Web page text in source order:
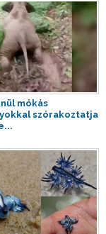
mókás
szórakoztatja